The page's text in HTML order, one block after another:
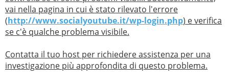
vai nella pagina in cui è stato rilevato l'errore
(http://www.socialyoutube.it/wp-login.php) e verifica
se c'è qualche problema visibile.
Contatta il tuo host per richiedere assistenza per una
investigazione più approfondita di questo problema.